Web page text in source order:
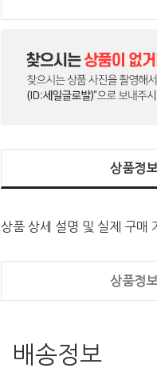
상품정보
상품 상세 설명 및 실제 구매
상품정보
배송정보